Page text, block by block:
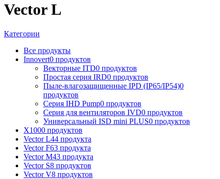
Vector L
Категории
Все продукты
Innovert0 продуктов
Векторные ITD0 продуктов
Простая серия IRD0 продуктов
Пыле-влагозащищенные IPD (IP65/IP54)0
продуктов
Серия IHD Pump0 продуктов
Серия для вентиляторов IVD0 продуктов
Универсальный ISD mini PLUS0 продуктов
X1000 продуктов
Vector L44 продукта
Vector F63 продукта
Vector M43 продукта
Vector S8 продуктов
Vector V8 продуктов